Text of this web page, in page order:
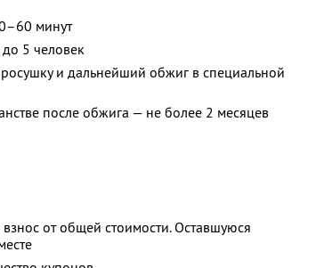
минут
5 человек
и дальнейший обжиг в специальной
после обжига — не более 2 месяцев
от общей стоимости. Оставшуюся